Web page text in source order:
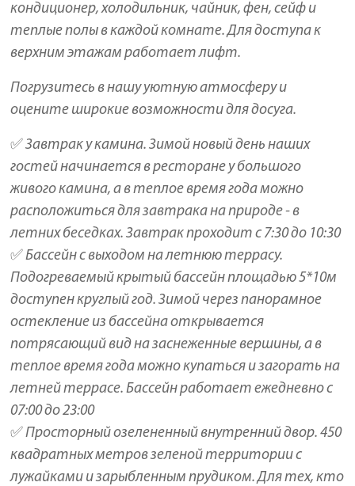
кондиционер, холодильник, чайник, фен, сейф и
теплые полы в каждой комнате. Для доступа к
верхним этажам работает лифт.
Погрузитесь в нашу уютную атмосферу и
оцените широкие возможности для досуга.
✅ Завтрак у камина. Зимой новый день наших
гостей начинается в ресторане у большого
живого камина, а в теплое время года можно
расположиться для завтрака на природе - в
летних беседках. Завтрак проходит с 7:30 до 10:30
✅ Бассейн с выходом на летнюю террасу.
Подогреваемый крытый бассейн площадью 5*10м
доступен круглый год. Зимой через панорамное
остекление из бассейна открывается
потрясающий вид на заснеженные вершины, а в
теплое время года можно купаться и загорать на
летней террасе. Бассейн работает ежедневно с
07:00 до 23:00
✅ Просторный озелененный внутренний двор. 450
квадратных метров зеленой территории с
лужайками и зарыбленным прудиком. Для тех, кто